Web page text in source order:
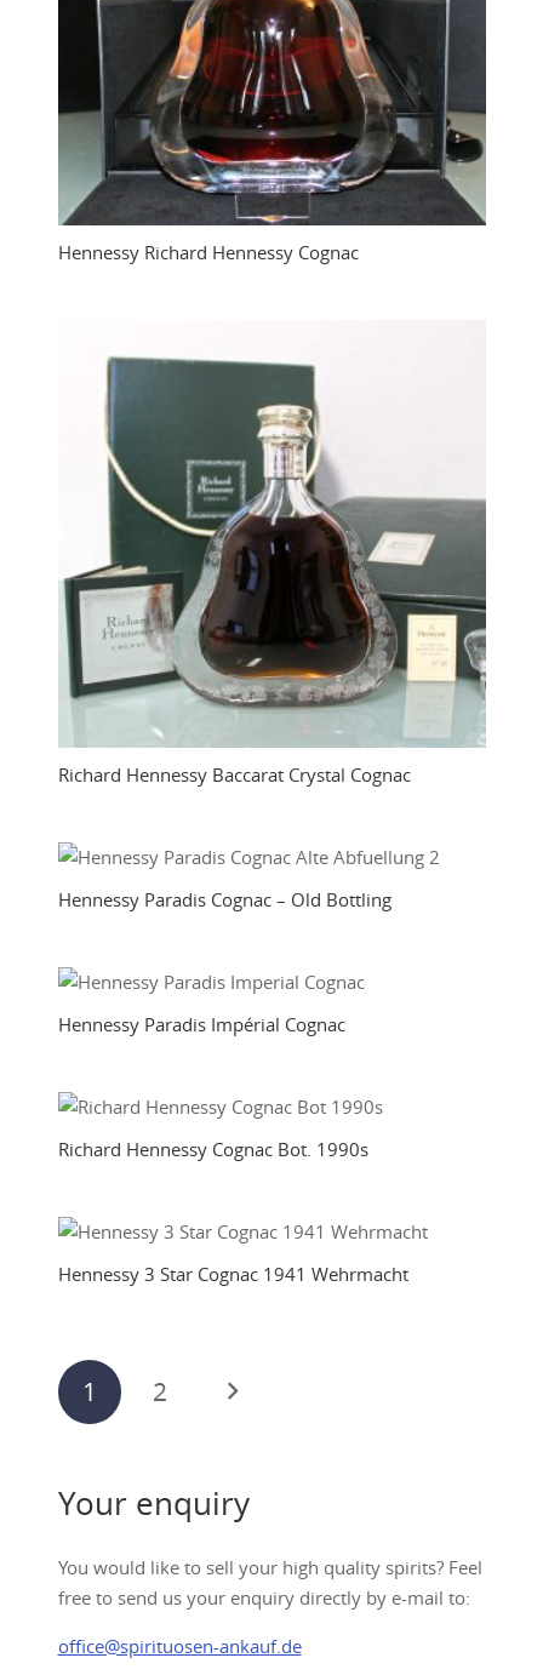
Hennessy Richard Hennessy Cognac
Richard Hennessy Baccarat Crystal Cognac
Hennessy Paradis Cognac – Old Bottling
Hennessy Paradis Impérial Cognac
Richard Hennessy Cognac Bot. 1990s
Hennessy 3 Star Cognac 1941 Wehrmacht
Posts
pagination
1 2
Your enquiry
You would like to sell your high quality spirits? Feel
free to send us your enquiry directly by e-mail to:
office@spirituosen-ankauf.de